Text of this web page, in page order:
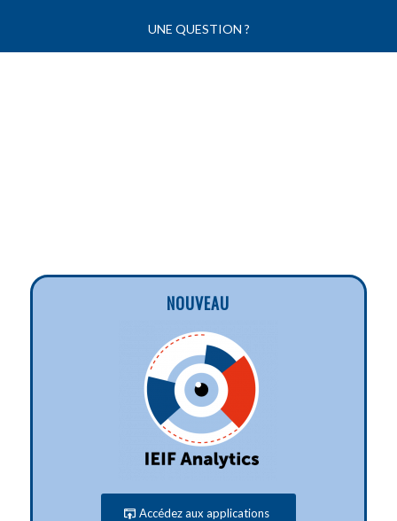
UNE QUESTION ?
NOUVEAU
Accédez aux applications